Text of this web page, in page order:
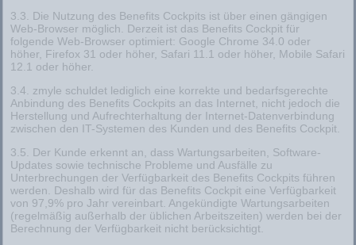
3.3. Die Nutzung des Benefits Cockpits ist über einen gängigen
Web-Browser möglich. Derzeit ist das Benefits Cockpit für
folgende Web-Browser optimiert: Google Chrome 34.0 oder
höher, Firefox 31 oder höher, Safari 11.1 oder höher, Mobile Safari
12.1 oder höher.
3.4. zmyle schuldet lediglich eine korrekte und bedarfsgerechte
Anbindung des Benefits Cockpits an das Internet, nicht jedoch die
Herstellung und Aufrechterhaltung der Internet-Datenverbindung
zwischen den IT-Systemen des Kunden und des Benefits Cockpit.
3.5. Der Kunde erkennt an, dass Wartungsarbeiten, Software-
Updates sowie technische Probleme und Ausfälle zu
Unterbrechungen der Verfügbarkeit des Benefits Cockpits führen
werden. Deshalb wird für das Benefits Cockpit eine Verfügbarkeit
von 97,9% pro Jahr vereinbart. Angekündigte Wartungsarbeiten
(regelmäßig außerhalb der üblichen Arbeitszeiten) werden bei der
Berechnung der Verfügbarkeit nicht berücksichtigt.